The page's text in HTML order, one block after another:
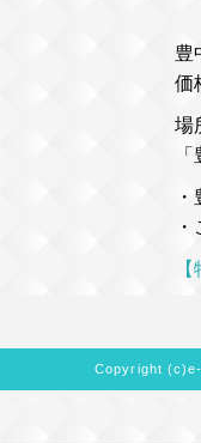
豊
価
場
Copyright